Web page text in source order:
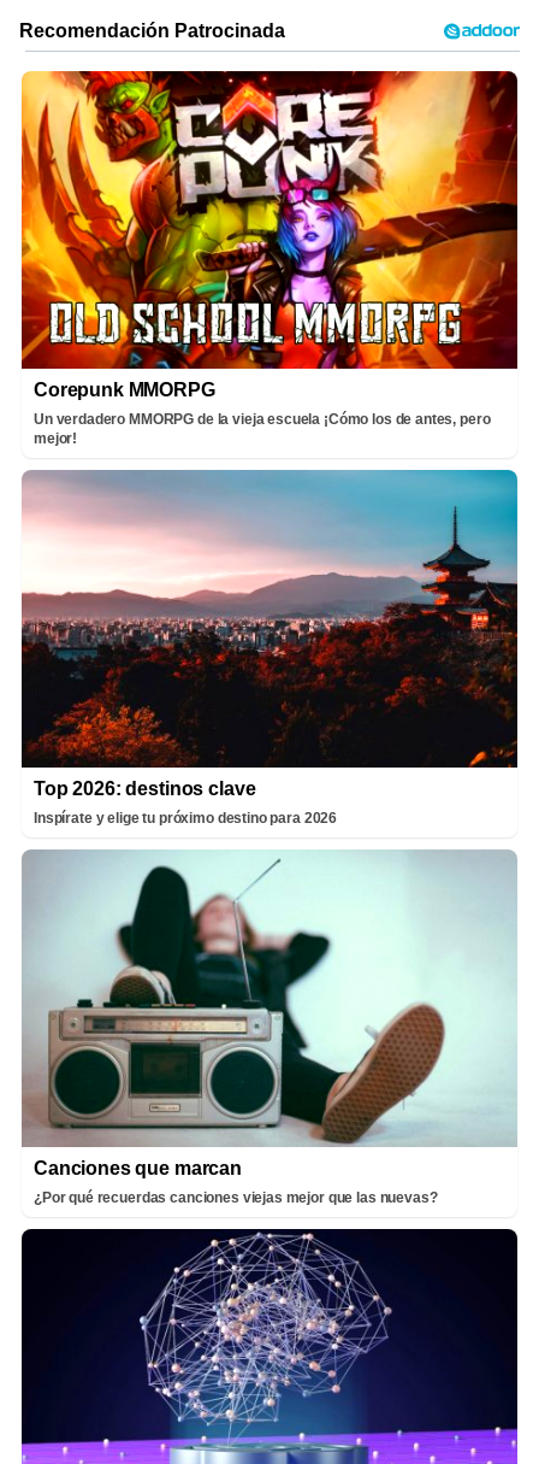
Corepunk MMORPG
Un verdadero MMORPG de la vieja escuela ¡Cómo los de antes, pero
mejor!
Top 2026: destinos clave
Inspírate y elige tu próximo destino para 2026
Canciones que marcan
¿Por qué recuerdas canciones viejas mejor que las nuevas?